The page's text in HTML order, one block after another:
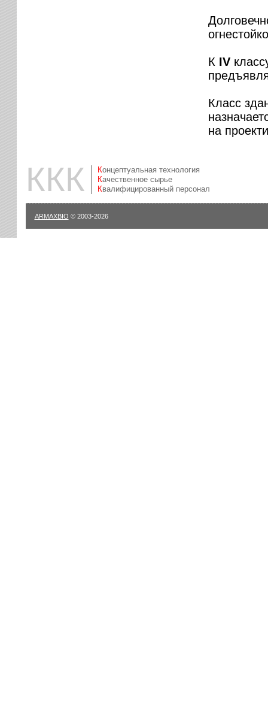
К IV
Класс
на
ККК
Концептуальная технология
Качественное сырье
Квалифицированный персонал
ARMAXBIO © 2003-2026